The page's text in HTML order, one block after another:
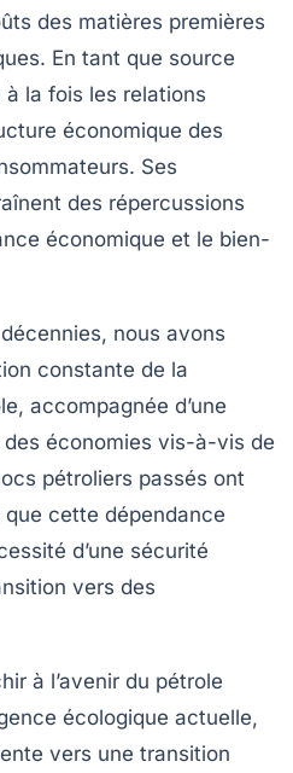
des matières premières
. En tant que source
à la fois les relations
économique des
Ses
des répercussions
économique et le bien-
nous avons
constante de la
accompagnée d’une
économies vis-à-vis de
pétroliers passés ont
cette dépendance
d’une sécurité
vers des
à l’avenir du pétrole
écologique actuelle,
vers une transition